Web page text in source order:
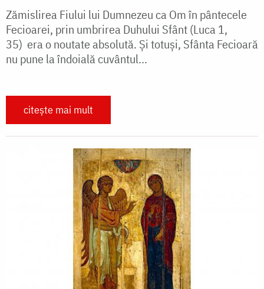
Zămislirea Fiului lui Dumnezeu ca Om în pântecele
Fecioarei, prin umbrirea Duhului Sfânt (Luca 1,
35) era o noutate absolută. Și totuși, Sfânta Fecioară
nu pune la îndoială cuvântul...
citește mai mult